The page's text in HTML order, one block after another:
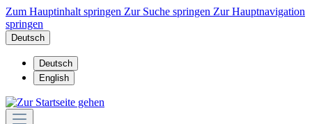
Zum Hauptinhalt springen Zur Suche springen Zur Hauptnavigation
springen
Deutsch
Deutsch
English